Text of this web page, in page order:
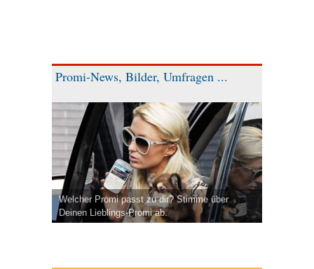
Promi-News, Bilder, Umfragen ...
Welcher Promi passt zu dir? Stimme über
Deinen Lieblings-Promi ab.